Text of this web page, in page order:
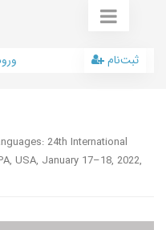
ثبت‌نام
24th International
USA, January 17–18, 2022,